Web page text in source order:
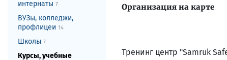
интернаты 7
ВУЗы, колледжи,
профлицеи 14
Школы 7
Курсы, учебные
Организация на карте
Тренинг центр "Samruk